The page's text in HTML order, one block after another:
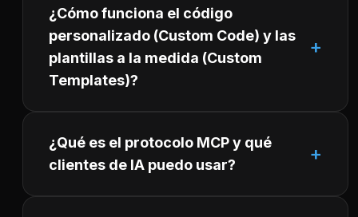
¿Cómo funciona el código
personalizado (Custom Code) y las
plantillas a la medida (Custom
Templates)?
¿Qué es el protocolo MCP y qué
clientes de IA puedo usar?